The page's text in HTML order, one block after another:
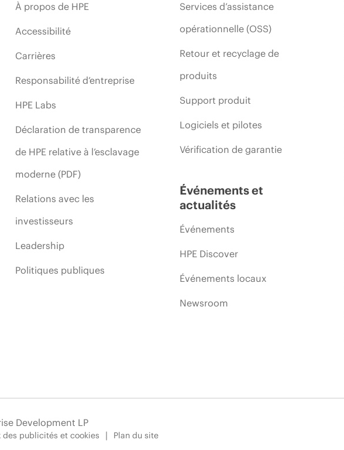
À propos de HPE
Accessibilité
Carrières
Responsabilité d’entreprise
HPE Labs
Déclaration de transparence
de HPE relative à l’esclavage
moderne (PDF)
Relations avec les
investisseurs
Leadership
Politiques publiques
Services d’assistance
opérationnelle (OSS)
Retour et recyclage de
produits
Support produit
Logiciels et pilotes
Vérification de garantie
Événements et
actualités
Événements
HPE Discover
Événements locaux
Newsroom
Development LP
des publicités et cookies Plan du site